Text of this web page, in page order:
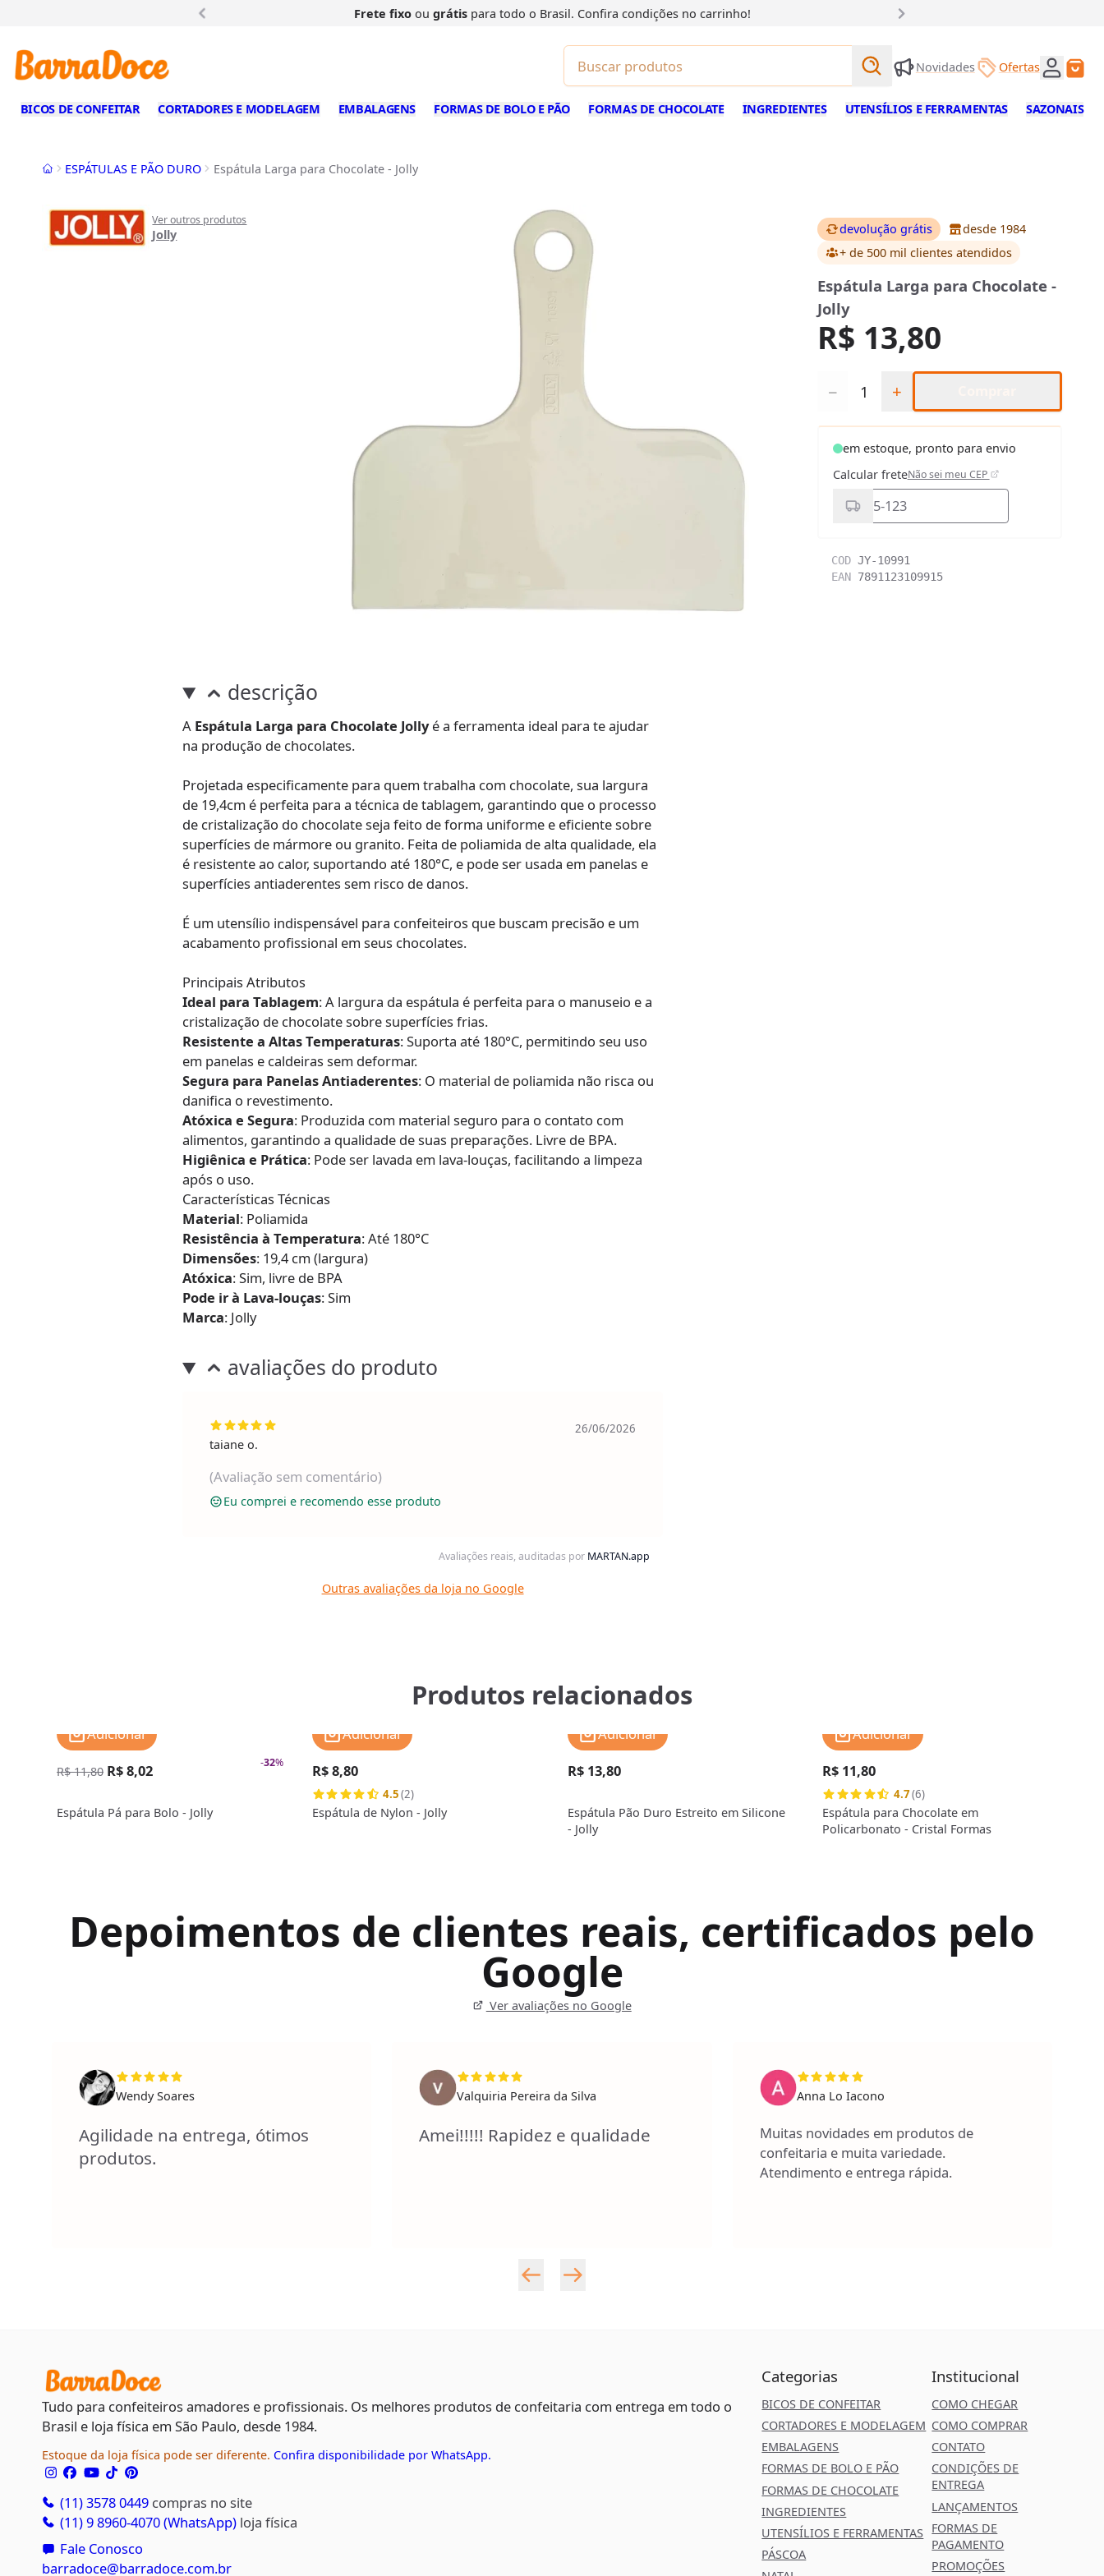
Frete fixoou grátispara todo o Brasil. Confira condições no carrinho!
Buscar produtos
Buscar
Novidades Ofertas
BICOS DE CONFEITAR CORTADORES E MODELAGEM EMBALAGENS FORMAS DE BOLO E PÃO FORMAS DE CHOCOLATE INGREDIENTES UTENSÍLIOS E FERRAMENTAS SAZONAIS
InícioESPÁTULAS E PÃO DURO Espátula Larga para Chocolate - Jolly
Ver outros produtos
Jolly devolução grátis
desde 1984
+ de 500 mil clientes atendidos
Espátula Larga para Chocolate -
Jolly
R$ 13,80
− +
em estoque, pronto para envio
Calcular freteNão sei meu CEP
COD JY-10991
EAN 7891123109915
descrição
A Espátula Larga para Chocolate Jollyé a ferramenta ideal para te ajudar
na produção de chocolates.
Projetada especificamente para quem trabalha com chocolate, sua largura
de 19,4cm é perfeita para a técnica de tablagem, garantindo que o processo
de cristalização do chocolate seja feito de forma uniforme e eficiente sobre
superfícies de mármore ou granito. Feita de poliamida de alta qualidade, ela
é resistente ao calor, suportando até 180°C, e pode ser usada em panelas e
superfícies antiaderentes sem risco de danos.
É um utensílio indispensável para confeiteiros que buscam precisão e um
acabamento profissional em seus chocolates.
Principais Atributos
Ideal para Tablagem: A largura da espátula é perfeita para o manuseio e a
cristalização de chocolate sobre superfícies frias.
Resistente a Altas Temperaturas: Suporta até 180°C, permitindo seu uso
em panelas e caldeiras sem deformar.
Segura para Panelas Antiaderentes: O material de poliamida não risca ou
danifica o revestimento.
Atóxica e Segura: Produzida com material seguro para o contato com
alimentos, garantindo a qualidade de suas preparações. Livre de BPA.
Higiênica e Prática: Pode ser lavada em lava-louças, facilitando a limpeza
após o uso.
Características Técnicas
Material: Poliamida
Resistência à Temperatura: Até 180°C
Dimensões: 19,4 cm (largura)
Atóxica: Sim, livre de BPA
Pode ir à Lava-louças: Sim
Marca: Jolly
avaliações do produto
taiane o.
26/06/2026
(Avaliação sem comentário)
Eu comprei e recomendo esse produto
Avaliações reais, auditadas por MARTAN.app
Outras avaliações da loja no Google
Produtos relacionados
-32%
R$ 11,80 R$ 8,02
Espátula Pá para Bolo - Jolly
Adicionar
R$ 8,80
4.5(2)
Espátula de Nylon - Jolly
Adicionar
R$ 13,80
Espátula Pão Duro Estreito em Silicone
- Jolly
Adicionar
R$ 11,80
4.7(6)
Espátula para Chocolate em
Policarbonato - Cristal Formas
Adicionar
Depoimentos de clientes reais, certificados pelo
Google
Ver avaliações no Google
Wendy Soares
Agilidade na entrega, ótimos
produtos.
Valquiria Pereira da Silva
Amei!!!!! Rapidez e qualidade
Anna Lo Iacono
Muitas novidades em produtos de
confeitaria e muita variedade.
Atendimento e entrega rápida.
Tudo para confeiteiros amadores e profissionais. Os melhores produtos de confeitaria com entrega em todo o
Brasil e loja física em São Paulo, desde 1984.
Estoque da loja física pode ser diferente. Confira disponibilidade por WhatsApp.
(11) 3578 0449 compras no site
(11) 9 8960-4070 (WhatsApp) loja física
Fale Conosco
barradoce@barradoce.com.br
Categorias
BICOS DE CONFEITAR
CORTADORES E MODELAGEM
EMBALAGENS
FORMAS DE BOLO E PÃO
FORMAS DE CHOCOLATE
INGREDIENTES
UTENSÍLIOS E FERRAMENTAS
PÁSCOA
Institucional
COMO CHEGAR
COMO COMPRAR
CONTATO
CONDIÇÕES DE
ENTREGA
LANÇAMENTOS
FORMAS DE
PAGAMENTO
PROMOÇÕES